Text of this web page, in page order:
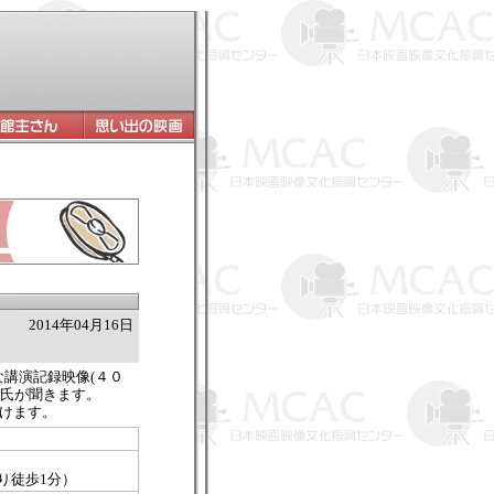
2014年04月16日
演記録映像(４０
が聞きます。
ます。
徒歩1分）